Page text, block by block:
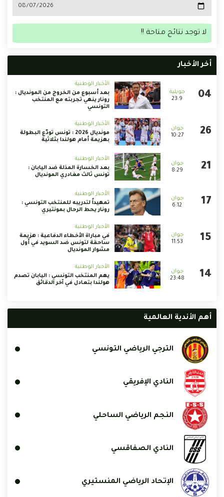
لا توجد نتائج متاحة !!
أخر الأخبار
23:9
الأخبار الوطنية
بعد أسبوع من الخروج من المونديال :
رونار ينهي تجربته مع المنتخب
التونسي
10:27
الأخبار الوطنية
مونديال 2026 : تونس تودّع البطولة
بهزيمة أمام هولندا بثلاثية
8:29
الأخبار الوطنية
بعد الخسارة المذلة ضد اليابان :
تونس ثالث مغادري المونديال
6:12
الأخبار الوطنية
تمهيداً لتدريبه للمنتخب التونسي :
رونار يحط الرحال بمونتيري
11:53
الأخبار الوطنية
في مباراة الأخطاء الدفاعية : هزيمة
ساحقة لتونس ضد السويد في أول
مشوار المونديال
23:48
الأخبار الوطنية
يهم المنتخب التونسي : اليابان تصدم
هولندا بتعادل في آخر الدقائق
أهم الأندية العالمية
الترجي الرياضي التونسي
النادي الإفريقي
النجم الرياضي الساحلي
النادي الصفاقسي
الإتحاد الرياضي المنستيري